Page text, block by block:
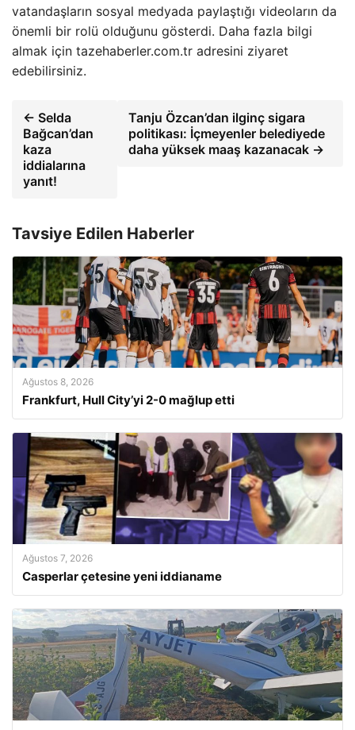
vatandaşların sosyal medyada paylaştığı videoların da
önemli bir rolü olduğunu gösterdi. Daha fazla bilgi
almak için tazehaberler.com.tr adresini ziyaret
edebilirsiniz.
← Selda
Bağcan’dan
kaza
iddialarına
yanıt!
Tanju Özcan’dan ilginç sigara
politikası: İçmeyenler belediyede
daha yüksek maaş kazanacak →
Tavsiye Edilen Haberler
Ağustos 8, 2026
Frankfurt, Hull City’yi 2-0 mağlup etti
Ağustos 7, 2026
Casperlar çetesine yeni iddianame